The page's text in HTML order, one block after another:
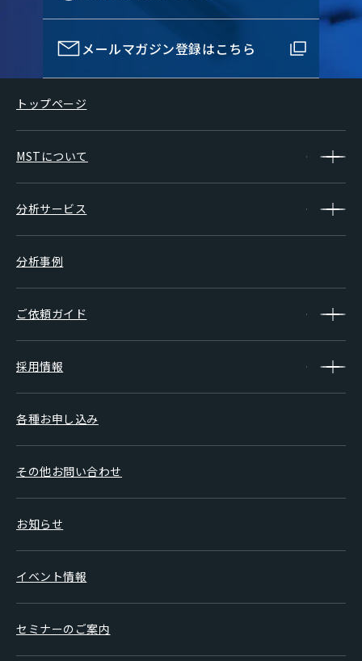
メールマガジン登録はこちら
トップページ
MSTについて
分析サービス
分析事例
ご依頼ガイド
採用情報
各種お申し込み
その他お問い合わせ
お知らせ
イベント情報
セミナーのご案内